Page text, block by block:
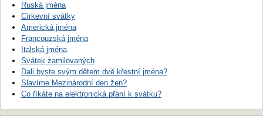
Ruská jména
Církevní svátky
Americká jména
Francouzská jména
Italská jména
Svátek zamilovaných
Dali byste svým dětem dvě křestní jména?
Slavíme Mezinárodní den žen?
Co říkáte na elektronická přání k svátku?